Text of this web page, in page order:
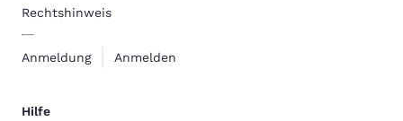
Rechtshinweis
Anmeldung Anmelden
Hilfe